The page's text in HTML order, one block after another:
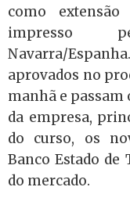
como
impresso
Navarra/
aprovados no
manhã e passam
da empresa,
do curso, os
Banco Estado de
do mercado.